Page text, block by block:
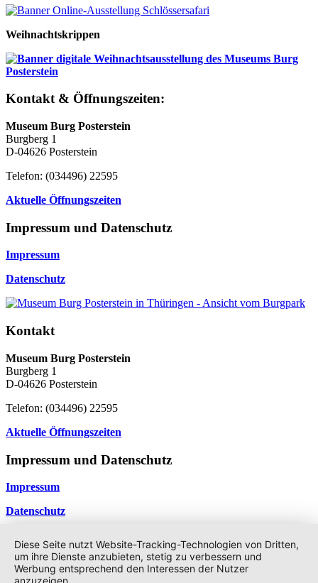
Weihnachtskrippen
Kontakt & Öffnungszeiten:
Museum Burg Posterstein
Burgberg 1
D-04626 Posterstein
Telefon: (034496) 22595
Aktuelle Öffnungszeiten
Impressum und Datenschutz
Impressum
Datenschutz
Kontakt
Museum Burg Posterstein
Burgberg 1
D-04626 Posterstein
Telefon: (034496) 22595
Aktuelle Öffnungszeiten
Impressum und Datenschutz
Impressum
Datenschutz
Diese Seite nutzt Website-Tracking-Technologien von Dritten,
um ihre Dienste anzubieten, stetig zu verbessern und
Werbung entsprechend den Interessen der Nutzer
anzuzeigen.